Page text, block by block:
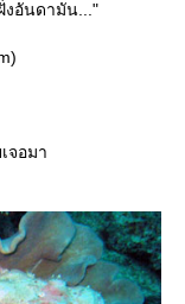
งอันดามัน..."
จอมา